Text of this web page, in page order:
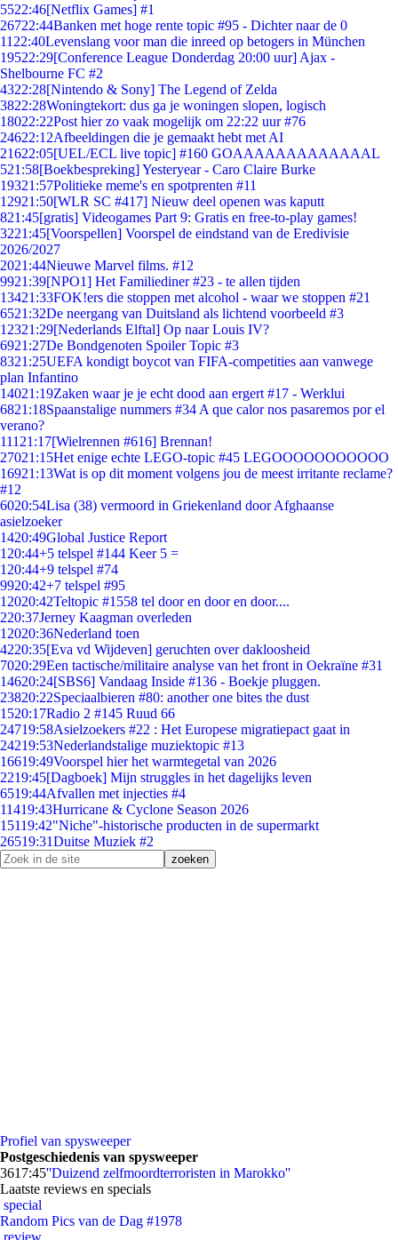
5522:46[Netflix Games] #1
26722:44Banken met hoge rente topic #95 - Dichter naar de 0
11 22:40Levenslang voor man die inreed op betogers in München
19522:29[Conference League Donderdag 20:00 uur] Ajax -
Shelbourne FC #2
4322:28[Nintendo & Sony] The Legend of Zelda
3822:28Woningtekort: dus ga je woningen slopen, logisch
18022:22Post hier zo vaak mogelijk om 22:22 uur #76
24622:12Afbeeldingen die je gemaakt hebt met AI
21622:05[UEL/ECL live topic] #160 GOAAAAAAAAAAAAAL
521:58[Boekbespreking] Yesteryear - Caro Claire Burke
19321:57Politieke meme's en spotprenten #11
12921:50[WLR SC #417] Nieuw deel openen was kaputt
821:45[gratis] Videogames Part 9: Gratis en free-to-play games!
3221:45[Voorspellen] Voorspel de eindstand van de Eredivisie
2026/2027
2021:44Nieuwe Marvel films. #12
9921:39[NPO1] Het Familiediner #23 - te allen tijden
13421:33FOK!ers die stoppen met alcohol - waar we stoppen #21
6521:32De neergang van Duitsland als lichtend voorbeeld #3
12321:29[Nederlands Elftal] Op naar Louis IV?
6921:27De Bondgenoten Spoiler Topic #3
8321:25UEFA kondigt boycot van FIFA-competities aan vanwege
plan Infantino
14021:19Zaken waar je je echt dood aan ergert #17 - Werklui
6821:18Spaanstalige nummers #34 A que calor nos pasaremos por el
verano?
111 21:17[Wielrennen #616] Brennan!
27021:15Het enige echte LEGO-topic #45 LEGOOOOOOOOOOO
16921:13Wat is op dit moment volgens jou de meest irritante reclame?
#12
6020:54Lisa (38) vermoord in Griekenland door Afghaanse
asielzoeker
1420:49Global Justice Report
1 20:44+5 telspel #144 Keer 5 =
1 20:44+9 telspel #74
9920:42+7 telspel #95
12020:42Teltopic #1558 tel door en door en door....
220:37Jerney Kaagman overleden
12020:36Nederland toen
4220:35[Eva vd Wijdeven] geruchten over dakloosheid
7020:29Een tactische/militaire analyse van het front in Oekraïne #31
14620:24[SBS6] Vandaag Inside #136 - Boekje pluggen.
23820:22Speciaalbieren #80: another one bites the dust
1520:17Radio 2 #145 Ruud 66
24719:58Asielzoekers #22 : Het Europese migratiepact gaat in
24219:53Nederlandstalige muziektopic #13
16619:49Voorspel hier het warmtegetal van 2026
2219:45[Dagboek] Mijn struggles in het dagelijks leven
6519:44Afvallen met injecties #4
11419:43Hurricane & Cyclone Season 2026
15119:42"Niche"-historische producten in de supermarkt
26519:31Duitse Muziek #2
Profiel van spysweeper
Postgeschiedenis van spysweeper
3617:45''Duizend zelfmoordterroristen in Marokko''
Laatste reviews en specials
special
Random Pics van de Dag #1978
review